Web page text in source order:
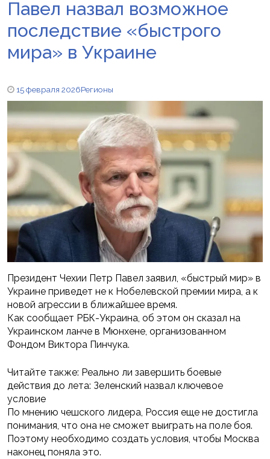
Павел назвал возможное
последствие «быстрого
мира» в Украине
15 февраля 2026Регионы
Президент Чехии Петр Павел заявил, «быстрый мир» в
Украине приведет не к Нобелевской премии мира, а к
новой агрессии в ближайшее время.
Как сообщает РБК-Украина, об этом он сказал на
Украинском ланче в Мюнхене, организованном
Фондом Виктора Пинчука.
Читайте также: Реально ли завершить боевые
действия до лета: Зеленский назвал ключевое
условие
По мнению чешского лидера, Россия еще не достигла
понимания, что она не сможет выиграть на поле боя.
Поэтому необходимо создать условия, чтобы Москва
наконец поняла это.